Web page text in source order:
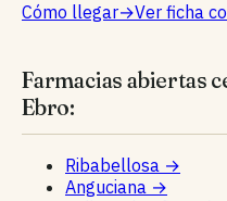
Cómo llegar→Ver ficha
Farmacias abiertas
Ebro:
Ribabellosa →
Anguciana →